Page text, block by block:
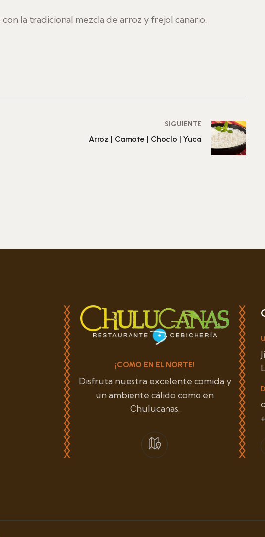
la tradicional mezcla de arroz y frejol canario.
SIGUIENTE
Arroz | Camote | Choclo | Yuca
¡COMO EN EL NORTE!
Disfruta nuestra excelente comida y
un ambiente cálido como en
Chulucanas.